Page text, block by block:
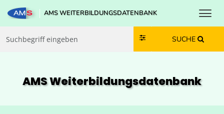
Zum Inhalt springen
Zum Navmenü springen
Zur Suche springen
Zur Footer springen
AMS WEITERBILDUNGSDATENBANK
SUCHE
AMS Weiterbildungs­datenbank